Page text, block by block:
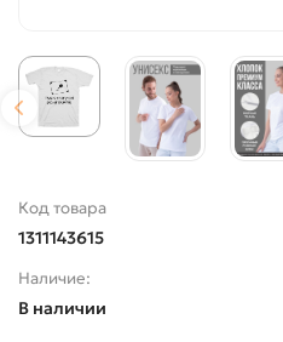
Код товара
1311143615
Наличие:
В наличии